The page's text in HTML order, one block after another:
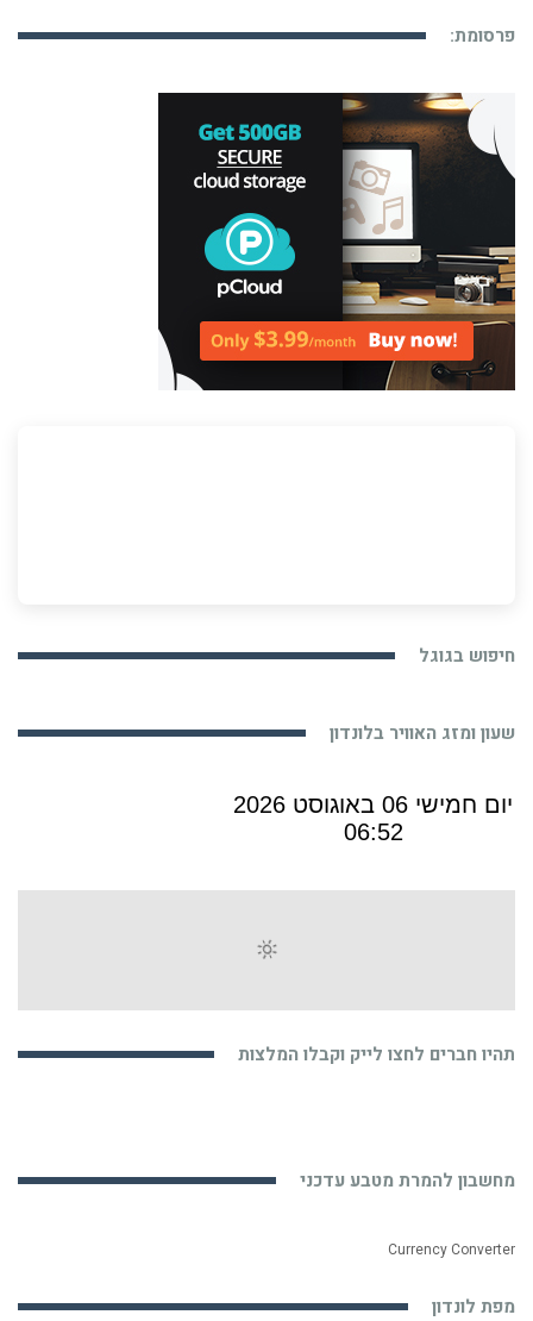
פרסומת:
חיפוש בגוגל
שעון ומזג האוויר בלונדון
תהיו חברים לחצו לייק וקבלו המלצות
מחשבון להמרת מטבע עדכני
Currency Converter
מפת לונדון